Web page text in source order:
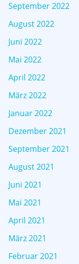
September 2022
August 2022
Juni 2022
Mai 2022
April 2022
März 2022
Januar 2022
Dezember 2021
September 2021
August 2021
Juni 2021
Mai 2021
April 2021
März 2021
Februar 2021